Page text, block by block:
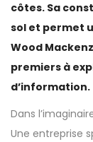
côtes. Sa
sol et permet
Wood
premiers à
d’information.
Dans
Une entreprise